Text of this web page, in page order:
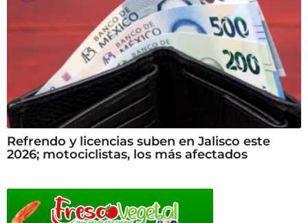
Refrendo y licencias suben en Jalisco este
2026; motociclistas, los más afectados